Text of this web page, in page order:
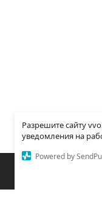
Разрешите сайту
уведомления на
Powered by